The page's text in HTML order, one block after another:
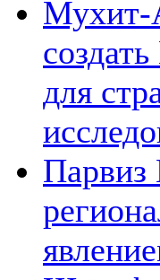
Мухит-
для
Парвиз